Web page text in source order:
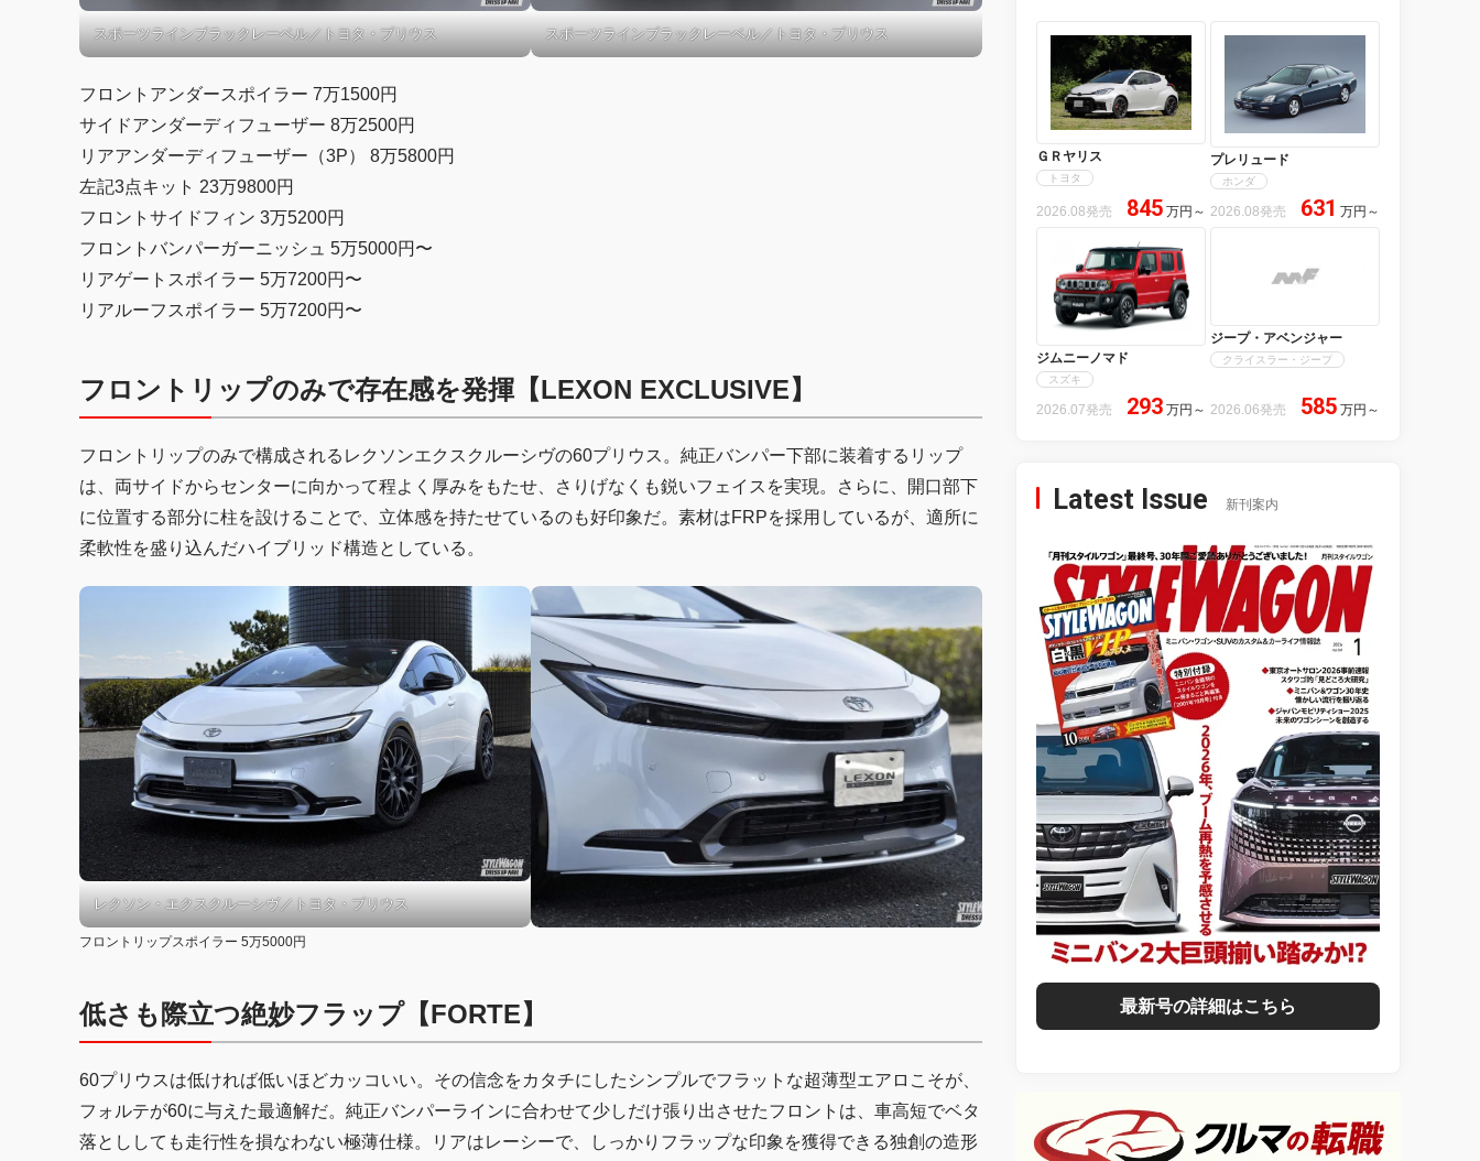
スポーツラインブラックレーベル／トヨタ・プリウス スポーツラインブラックレーベル／トヨタ・プリウス
フロントアンダースポイラー 7万1500円
サイドアンダーディフューザー 8万2500円
リアアンダーディフューザー（3P） 8万5800円
左記3点キット 23万9800円
フロントサイドフィン 3万5200円
フロントバンパーガーニッシュ 5万5000円〜
リアゲートスポイラー 5万7200円〜
リアルーフスポイラー 5万7200円〜
フロントリップのみで存在感を発揮【LEXON EXCLUSIVE】
フロントリップのみで構成されるレクソンエクスクルーシヴの60プリウス。純正バンパー下部に装着するリップ
は、両サイドからセンターに向かって程よく厚みをもたせ、さりげなくも鋭いフェイスを実現。さらに、開口部下
に位置する部分に柱を設けることで、立体感を持たせているのも好印象だ。素材はFRPを採用しているが、適所に
柔軟性を盛り込んだハイブリッド構造としている。
レクソン・エクスクルーシヴ／トヨタ・プリウス
フロントリップスポイラー 5万5000円
低さも際立つ絶妙フラップ【FORTE】
60プリウスは低ければ低いほどカッコいい。その信念をカタチにしたシンプルでフラットな超薄型エアロこそが、
フォルテが60に与えた最適解だ。純正バンパーラインに合わせて少しだけ張り出させたフロントは、車高短でベタ
落とししても走行性を損なわない極薄仕様。リアはレーシーで、しっかりフラップな印象を獲得できる独創の造形
ＧＲヤリス
トヨタ
2026.08発売 845 万円 ～
プレリュード
ホンダ
2026.08発売 631 万円 ～
ジムニーノマド
スズキ
2026.07発売 293 万円 ～
ジープ・アベンジャー
クライスラー・ジープ
2026.06発売 585 万円 ～
Latest Issue 新刊案内
最新号の詳細はこちら